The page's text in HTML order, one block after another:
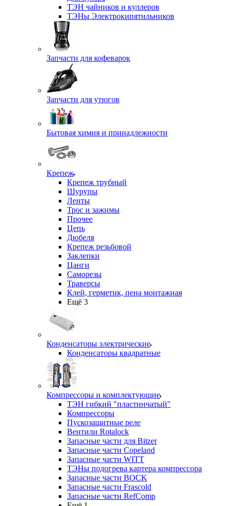
ТЭН чайников и куллеров
ТЭНы Электрокипятильников
Запчасти для кофеварок
Запчасти для утюгов
Бытовая химия и принадлежности
Крепеж
Крепеж трубный
Шурупы
Ленты
Трос и зажимы
Прочее
Цепь
Дюбеля
Крепеж резьбовой
Заклепки
Цанги
Саморезы
Траверсы
Клей, герметик, пена монтажная
Ещё 3
Конденсаторы электрические
Конденсаторы квадратные
Компрессоры и комплектующие
ТЭН гибкий "пластинчатый"
Компрессоры
Пускозащитные реле
Вентили Rotalock
Запасные части для Bitzer
Запасные части Copeland
Запасные части WITT
ТЭНы подогрева картера компрессора
Запасные части BOCK
Запасные части Frascold
Запасные части RefComp